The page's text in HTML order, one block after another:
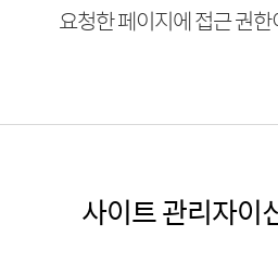
요청한 페이지에 접근 권
사이트 관리자이